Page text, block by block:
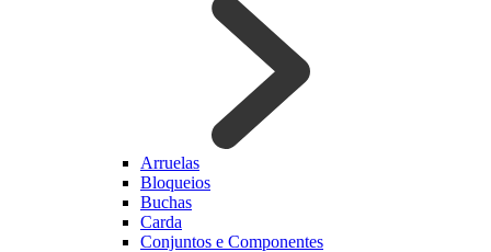
Arruelas
Bloqueios
Buchas
Carda
Conjuntos e Componentes